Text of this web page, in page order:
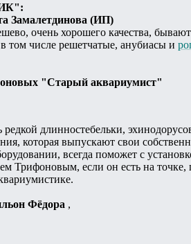
Замалетдинова (ИП)
очень хорошего качества,
числе решетчатые, анубиасы и
"Старый аквариумист"
редкой длинностебельки,
которая выпускают свои
всегда поможет с
Трифоновым, если он есть на
Фёдора ,